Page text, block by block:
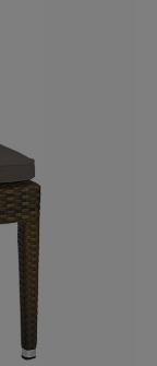
durch
Honigoptik